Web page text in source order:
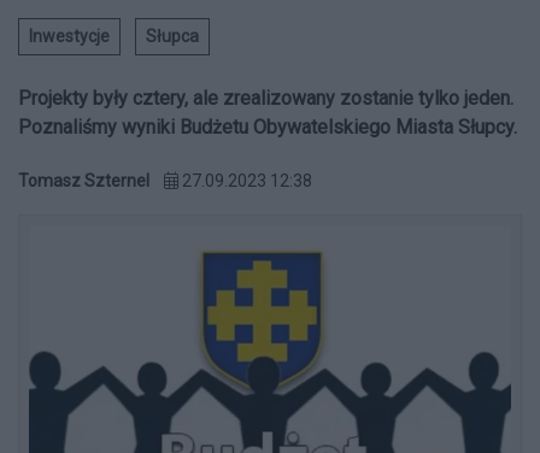
Inwestycje Słupca
Projekty były cztery, ale zrealizowany zostanie tylko jeden.
Poznaliśmy wyniki Budżetu Obywatelskiego Miasta Słupcy.
Tomasz Szternel 27.09.2023 12:38